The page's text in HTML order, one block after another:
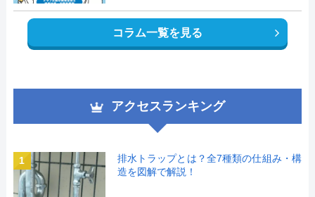
コラム一覧を見る
アクセスランキング
1
排水トラップとは？全7種類の仕組み・構
造を図解で解説！